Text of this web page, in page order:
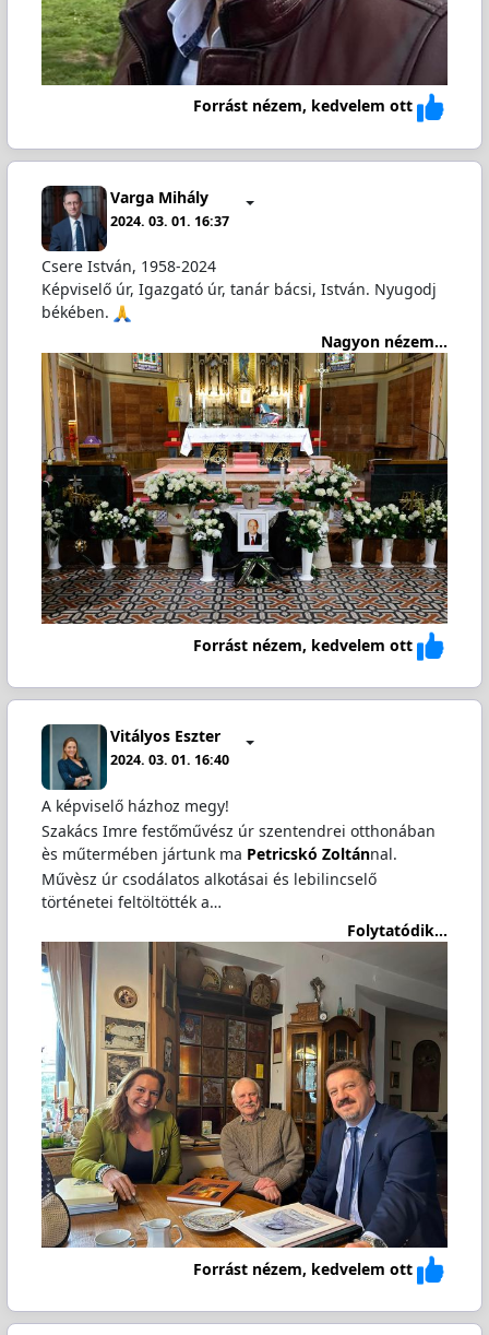
Forrást nézem, kedvelem ott
Varga Mihály
2024. 03. 01. 16:37
Csere István, 1958-2024
Képviselő úr, Igazgató úr, tanár bácsi, István. Nyugodj
békében.
Nagyon nézem...
Forrást nézem, kedvelem ott
Vitályos Eszter
2024. 03. 01. 16:40
A képviselő házhoz megy!
Szakács Imre festőművész úr szentendrei otthonában
ès műtermében jártunk ma Petricskó Zoltánnal.
Művèsz úr csodálatos alkotásai és lebilincselő
történetei feltöltötték a…
Folytatódik...
Forrást nézem, kedvelem ott